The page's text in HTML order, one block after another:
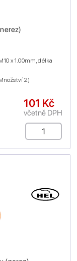
x 1.00mm, délka
2)
101 Kč
včetně DPH